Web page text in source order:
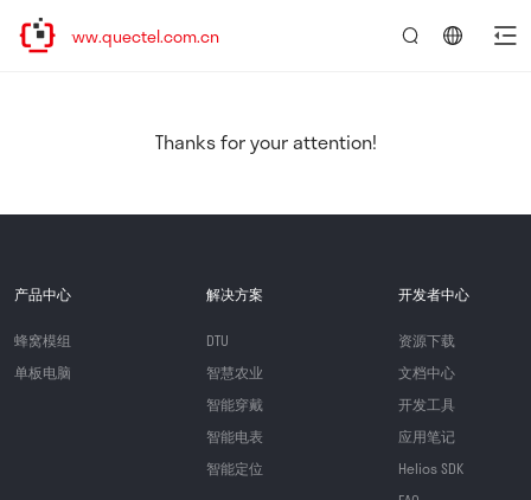
www.quectel.com.cn
Thanks for your attention!
产品中心
蜂窝模组
单板电脑
解决方案
DTU
智慧农业
智能穿戴
智能电表
智能定位
开发者中心
资源下载
文档中心
开发工具
应用笔记
Helios SDK